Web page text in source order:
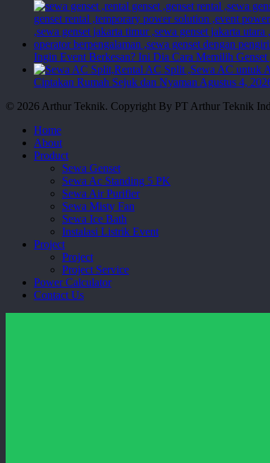
Ingin Event Berkesan? Ini Dia Cara Memilih Genset
Ciptakan Rumah Sejuk dan Nyaman Agustus 4,
© 2026 Arthur Teknik. Copyright By PT Arthur Teknik
Close
Menu
Home
About
Product
Sewa Genset
Sewa Ac Standing 5 PK
Sewa Air Purifier
Sewa Misty Fan
Sewa Ice Bath
Instalasi Listrik Event
Project
Project
Project Service
Power Calculator
Contact Us